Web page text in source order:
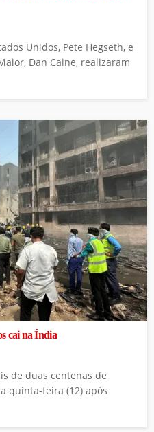
Unidos, Pete Hegseth, e
Dan Caine, realizaram
cai na Índia
de duas centenas de
quinta-feira (12) após